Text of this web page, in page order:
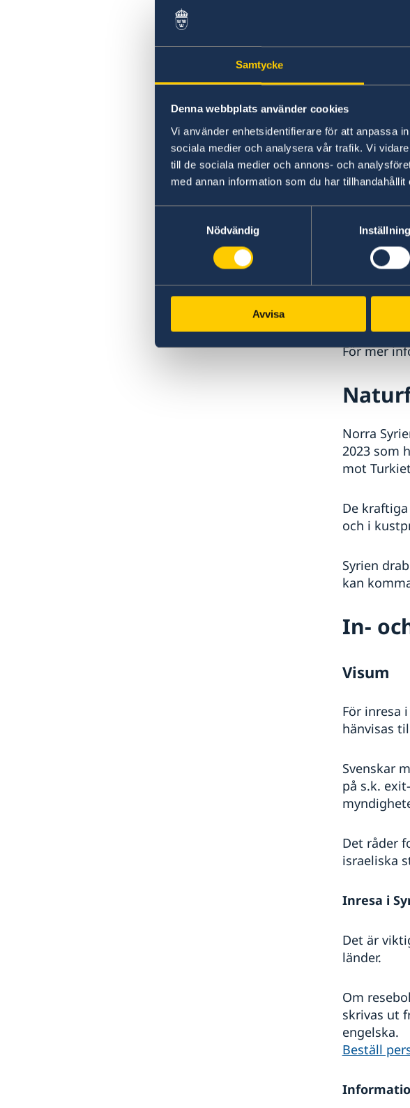
Samtycke
Denna webbplats använder cookies
Vi använder enhetsidentifierare för att anpassa
sociala medier och analysera vår trafik. Vi
till de sociala medier och annons- och
med annan information som du har
Nödvändig
Avvisa
De
militära
Av
platser
längre
Daesh
Den 22
För mer
Norra
2023 som
mot
De
och i
Syrien
kan
In-
Visum
För inresa
hänvisas
Svenskar
på s.k.
Det råder
israeliska
Inresa i
Det är
länder.
Om
skrivas ut
engelska.
Beställ